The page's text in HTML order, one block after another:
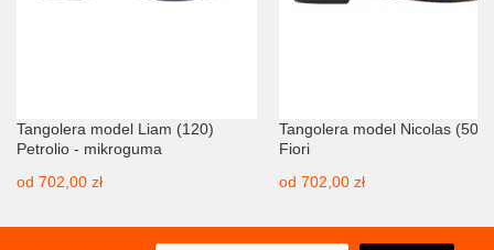
Tangolera model Liam (120)
Petrolio - mikroguma
od 702,00 zł
Tangolera model Nicolas (503)
Fiori
od 702,00 zł